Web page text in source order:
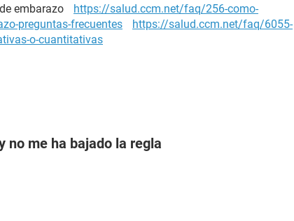
embarazo https://salud.ccm.net/faq/256-como-
preguntas-frecuentes
https://salud.ccm.net/faq/6055-
o-cuantitativas
no me ha bajado la regla